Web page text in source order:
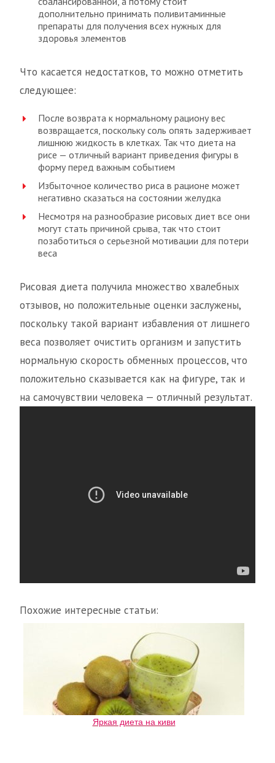
дополнительно принимать поливитаминные
препараты для получения всех нужных для
здоровья элементов
Что касается недостатков, то можно отметить
следующее:
После возврата к нормальному рациону вес
возвращается, поскольку соль опять задерживает
лишнюю жидкость в клетках. Так что диета на
рисе — отличный вариант приведения фигуры в
форму перед важным событием
Избыточное количество риса в рационе может
негативно сказаться на состоянии желудка
Несмотря на разнообразие рисовых диет все они
могут стать причиной срыва, так что стоит
позаботиться о серьезной мотивации для потери
веса
Рисовая диета получила множество хвалебных
отзывов, но положительные оценки заслужены,
поскольку такой вариант избавления от лишнего
веса позволяет очистить организм и запустить
нормальную скорость обменных процессов, что
положительно сказывается как на фигуре, так и
на самочувствии человека — отличный результат.
Похожие интересные статьи:
Яркая диета на киви